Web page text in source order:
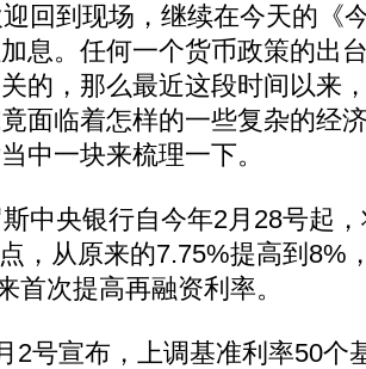
回到现场，继续在今天的《
息。任何一个货币政策的出
的，那么最近这段时间以来
面临着怎样的一些复杂的经
中一块来梳理一下。
中央银行自今年2月28号起
，从原来的7.75%提高到8%
首次提高再融资利率。
号宣布，上调基准利率50个